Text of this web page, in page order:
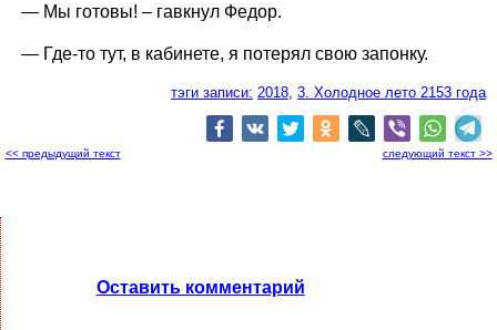
— Мы готовы! – гавкнул Федор.
— Где-то тут, в кабинете, я потерял свою запонку.
тэги записи: 2018 3. Холодное лето 2153 года
<< предыдущий текст следующий текст >>
Оставить комментарий